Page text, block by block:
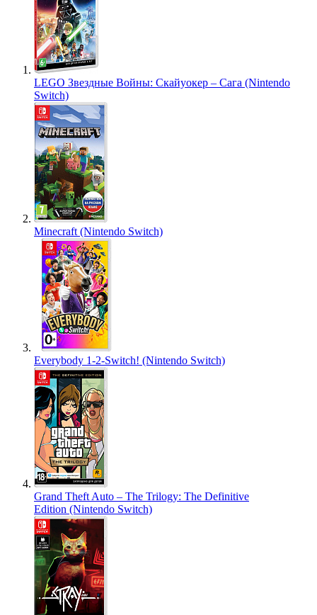
LEGO Звездные Войны: Скайуокер – Сага (Nintendo
Switch)
Minecraft (Nintendo Switch)
Everybody 1-2-Switch! (Nintendo Switch)
Grand Theft Auto – The Trilogy: The Definitive
Edition (Nintendo Switch)